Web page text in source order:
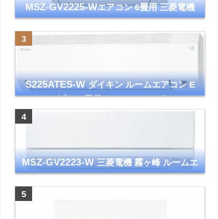
MSZ-GV2225-Wエアコン 6畳用 三菱電機
霧ヶ峰 2025年モデル GVシリーズ ピュアホ
ワイト 清潔 除湿 単相100V
S225ATES-Wダイキン ルームエアコン E
シリーズ 主に6畳用 ホワイト 2025年モデル
MSZ-GV2223-W三菱電機 霧ヶ峰 ルームエ
アコン GVシリーズ おもに6畳用 ピュアホワ